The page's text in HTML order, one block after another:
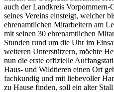
auch der Landkreis
seines Vereins einsteigt, welcher
ehrenamtlichen Mitarbeitern am
mit seinen 30 ehrenamtlichen
Stunden rund um die Uhr im
weiteren Unterstützern, möchte
nun die erste offizielle
Haus- und Wildtieren einen Ort
fachkundig und mit liebevoller
zu Hause finden, soll ein alter